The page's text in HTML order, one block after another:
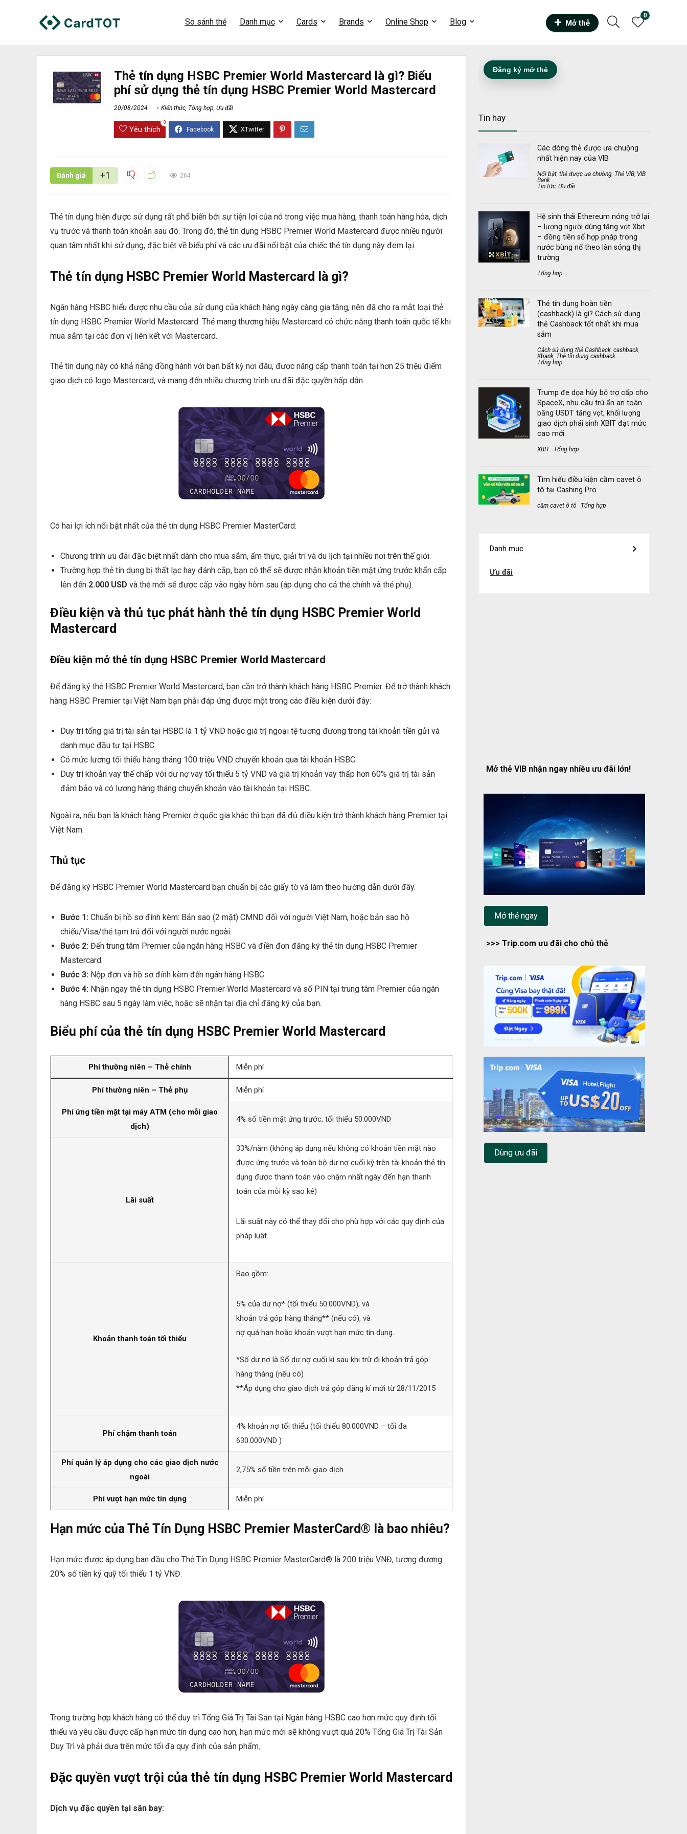
So sánh thẻ Danh mục Cards Brands Online Shop Blog Mở thẻ
0
Thẻ tín dụng HSBC Premier World Mastercard là gì? Biểu
phí sử dụng thẻ tín dụng HSBC Premier World Mastercard
20/08/2024 Kiến thức, Tổng hợp, Ưu đãi
Yêu thích
0
Đánh giá +1 264
Thẻ tín dụng hiện được sử dụng rất phổ biến bởi sự tiện lợi của nó trong việc mua hàng, thanh toán hàng hóa, dịch
vụ trước và thanh toán khoản sau đó. Trong đó, thẻ tín dụng HSBC Premier World Mastercard được nhiều người
quan tâm nhất khi sử dụng, đặc biệt về biểu phí và các ưu đãi nổi bật của chiếc thẻ tín dụng này đem lại.
Thẻ tín dụng HSBC Premier World Mastercard là gì?
Ngân hàng HSBC hiểu được nhu cầu của sử dụng của khách hàng ngày càng gia tăng, nên đã cho ra mắt loại thẻ
tín dụng HSBC Premier World Mastercard. Thẻ mang thương hiệu Mastercard có chức năng thanh toán quốc tế khi
mua sắm tại các đơn vị liên kết với Mastercard.
Thẻ tín dụng này có khả năng đồng hành với bạn bất kỳ nơi đâu, được nâng cấp thanh toán tại hơn 25 triệu điểm
giao dịch có logo Mastercard, và mang đến nhiều chương trình ưu đãi đặc quyền hấp dẫn.
Có hai lợi ích nổi bật nhất của thẻ tín dụng HSBC Premier MasterCard:
Chương trình ưu đãi đặc biệt nhất dành cho mua sắm, ẩm thực, giải trí và du lịch tại nhiều nơi trên thế giới.
Trường hợp thẻ tín dụng bị thất lạc hay đánh cắp, bạn có thể sẽ được nhận khoản tiền mặt ứng trước khẩn cấp
lên đến 2.000 USD và thẻ mới sẽ được cấp vào ngày hôm sau (áp dụng cho cả thẻ chính và thẻ phụ).
Điều kiện và thủ tục phát hành thẻ tín dụng HSBC Premier World
Mastercard
Điều kiện mở thẻ tín dụng HSBC Premier World Mastercard
Để đăng ký thẻ HSBC Premier World Mastercard, bạn cần trở thành khách hàng HSBC Premier. Để trở thành khách
hàng HSBC Premier tại Việt Nam bạn phải đáp ứng được một trong các điều kiện dưới đây:
Duy trì tổng giá trị tài sản tại HSBC là 1 tỷ VND hoặc giá trị ngoại tệ tương đương trong tài khoản tiền gửi và
danh mục đầu tư tại HSBC.
Có mức lương tối thiểu hằng tháng 100 triệu VND chuyển khoản qua tài khoản HSBC.
Duy trì khoản vay thế chấp với dư nợ vay tối thiểu 5 tỷ VND và giá trị khoản vay thấp hơn 60% giá trị tài sản
đảm bảo và có lương hàng tháng chuyển khoản vào tài khoản tại HSBC.
Ngoài ra, nếu bạn là khách hàng Premier ở quốc gia khác thì bạn đã đủ điều kiện trở thành khách hàng Premier tại
Việt Nam.
Thủ tục
Để đăng ký HSBC Premier World Mastercard bạn chuẩn bị các giấy tờ và làm theo hướng dẫn dưới đây.
Bước 1: Chuẩn bị hồ sơ đính kèm: Bản sao (2 mặt) CMND đối với người Việt Nam, hoặc bản sao hộ
chiếu/Visa/thẻ tạm trú đối với người nước ngoài.
Bước 2: Đến trung tâm Premier của ngân hàng HSBC và điền đơn đăng ký thẻ tín dụng HSBC Premier
Mastercard.
Bước 3: Nộp đơn và hồ sơ đính kèm đến ngân hàng HSBC.
Bước 4: Nhận ngay thẻ tín dụng HSBC Premier World Mastercard và số PIN tại trung tâm Premier của ngân
hàng HSBC sau 5 ngày làm việc, hoặc sẽ nhận tại địa chỉ đăng ký của bạn.
Biểu phí của thẻ tín dụng HSBC Premier World Mastercard
Phí thường niên – Thẻ chính Miễn phí
Phí thường niên – Thẻ phụ Miễn phí
Phí ứng tiền mặt tại máy ATM (cho mỗi giao
dịch)
4% số tiền mặt ứng trước, tối thiểu 50.000VND
Lãi suất
33%/năm (không áp dụng nếu không có khoản tiền mặt nào
được ứng trước và toàn bộ dư nợ cuối kỳ trên tài khoản thẻ tín
dụng được thanh toán vào chậm nhất ngày đến hạn thanh
toán của mỗi kỳ sao kê)
Lãi suất này có thể thay đổi cho phù hợp với các quy định của
pháp luật
Khoản thanh toán tối thiểu
Bao gồm:
5% của dư nợ* (tối thiểu 50.000VND), và
khoản trả góp hàng tháng** (nếu có), và
nợ quá hạn hoặc khoản vượt hạn mức tín dụng.
*Số dư nợ là Số dư nợ cuối kì sau khi trừ đi khoản trả góp
hàng tháng (nếu có)
**Áp dụng cho giao dịch trả góp đăng kí mới từ 28/11/2015
Phí chậm thanh toán
4% khoản nợ tối thiểu (tối thiểu 80.000VND – tối đa
630.000VND )
Phí quản lý áp dụng cho các giao dịch nước
ngoài
2,75% số tiền trên mỗi giao dịch
Phí vượt hạn mức tín dụng Miễn phí
Hạn mức của Thẻ Tín Dụng HSBC Premier MasterCard® là bao nhiêu?
Hạn mức được áp dụng ban đầu cho Thẻ Tín Dụng HSBC Premier MasterCard® là 200 triệu VNĐ, tương đương
20% số tiền ký quỹ tối thiểu 1 tỷ VNĐ.
Trong trường hợp khách hàng có thể duy trì Tổng Giá Trị Tài Sản tại Ngân hàng HSBC cao hơn mức quy định tối
thiểu và yêu cầu được cấp hạn mức tín dụng cao hơn, hạn mức mới sẽ không vượt quá 20% Tổng Giá Trị Tài Sản
Duy Trì và phải dựa trên mức tối đa quy định của sản phẩm.
Đặc quyền vượt trội của thẻ tín dụng HSBC Premier World Mastercard
Dịch vụ đặc quyền tại sân bay:
Đăng ký mở thẻ
Tin hay
Các dòng thẻ được ưa chuộng
nhất hiện nay của VIB
Nổi bật, thẻ được ưa chuộng, Thẻ VIB, VIB
Bank
Tin tức, Ưu đãi
Hệ sinh thái Ethereum nóng trở lại
– lượng người dùng tăng vọt Xbit
– đồng tiền số hợp pháp trong
nước bùng nổ theo làn sóng thị
trường
Tổng hợp
Thẻ tín dụng hoàn tiền
(cashback) là gì? Cách sử dụng
thẻ Cashback tốt nhất khi mua
sắm
Cách sử dụng thẻ Cashback, cashback,
Kbank, Thẻ tín dụng cashback
Tổng hợp
Trump đe dọa hủy bỏ trợ cấp cho
SpaceX, nhu cầu trú ẩn an toàn
bằng USDT tăng vọt, khối lượng
giao dịch phái sinh XBIT đạt mức
cao mới.
XBIT Tổng hợp
Tìm hiểu điều kiện cầm cavet ô
tô tại Cashing Pro
cầm cavet ô tô Tổng hợp
Danh mục
Ưu đãi
Mở thẻ VIB nhận ngay nhiều ưu đãi lớn!
Mở thẻ ngay
>>> Trip.com ưu đãi cho chủ thẻ
Dùng ưu đãi